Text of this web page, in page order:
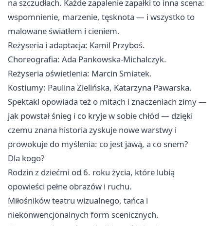
na szczudłach. Każde zapalenie zapałki to inna scena:
wspomnienie, marzenie, tęsknota — i wszystko to
malowane światłem i cieniem.
Reżyseria i adaptacja: Kamil Przyboś.
Choreografia: Ada Pankowska‑Michalczyk.
Reżyseria oświetlenia: Marcin Smiatek.
Kostiumy: Paulina Zielińska, Katarzyna Pawarska.
Spektakl opowiada też o mitach i znaczeniach zimy —
jak powstał śnieg i co kryje w sobie chłód — dzięki
czemu znana historia zyskuje nowe warstwy i
prowokuje do myślenia: co jest jawą, a co snem?
Dla kogo?
Rodzin z dziećmi od 6. roku życia, które lubią
opowieści pełne obrazów i ruchu.
Miłośników teatru wizualnego, tańca i
niekonwencjonalnych form scenicznych.